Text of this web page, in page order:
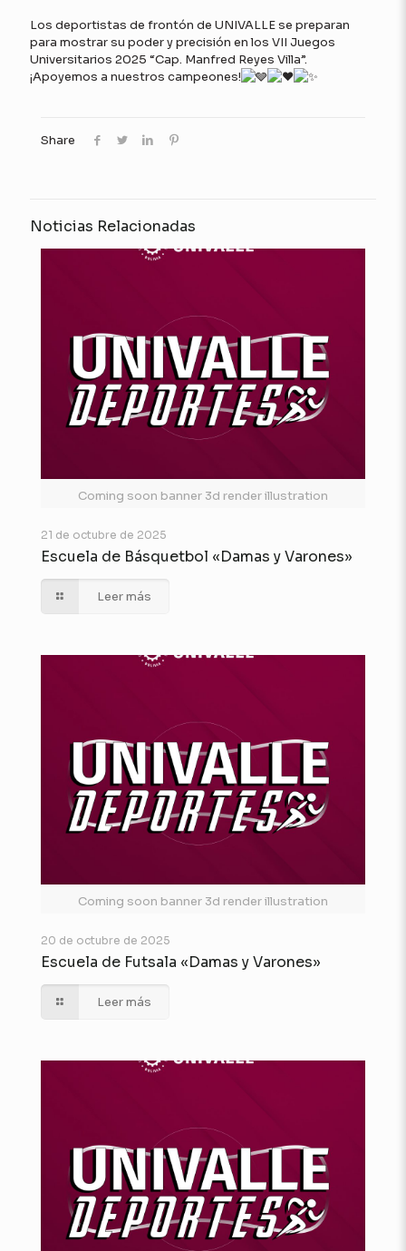
Los deportistas de frontón de UNIVALLE se preparan
para mostrar su poder y precisión en los VII Juegos
Universitarios 2025 “Cap. Manfred Reyes Villa”.
¡Apoyemos a nuestros campeones!
Share
Noticias Relacionadas
Coming soon banner 3d render illustration
21 de octubre de 2025
Escuela de Básquetbol «Damas y Varones»
Leer más
Coming soon banner 3d render illustration
20 de octubre de 2025
Escuela de Futsala «Damas y Varones»
Leer más